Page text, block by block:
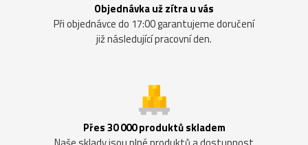
Objednávka už zítra u vás
Při objednávce do 17:00 garantujeme doručení
již následující pracovní den.
Přes 30 000 produktů skladem